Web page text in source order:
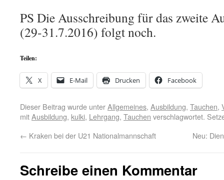
PS Die Ausschreibung für das zweite
(29-31.7.2016) folgt noch.
Teilen:
X E-Mail Drucken Facebook
Dieser Beitrag wurde unterAllgemeines, Ausbildung, Tauchen,
mitAusbildung, kulki, Lehrgang, Tauchen verschlagwortet.
← Kraken bei der U21 Nationalmannschaft Neu:
Schreibe einen Kommentar